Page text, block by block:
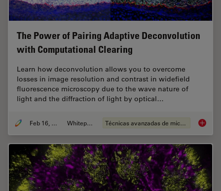
The Power of Pairing Adaptive Deconvolution
with Computational Clearing
Learn how deconvolution allows you to overcome
losses in image resolution and contrast in widefield
fluorescence microscopy due to the wave nature of
light and the diffraction of light by optical…
Feb 16, 2021 Whitepaper Técnicas avanzadas de microscopía The